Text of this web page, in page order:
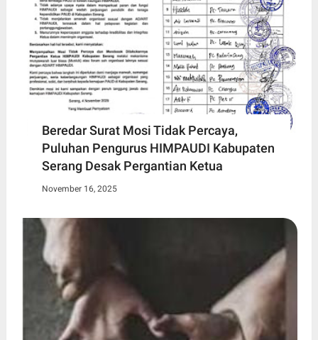
Beredar Surat Mosi Tidak Percaya,
Puluhan Pengurus HIMPAUDI Kabupaten
Serang Desak Pergantian Ketua
November 16, 2025